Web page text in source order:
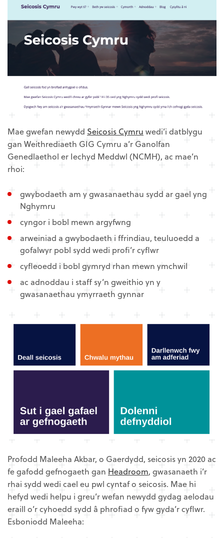
Mae gwefan newydd Seicosis Cymru wedi’i datblygu
gan Weithrediaeth GIG Cymru a’r Ganolfan
Genedlaethol er Iechyd Meddwl (NCMH), ac mae’n
rhoi:
gwybodaeth am y gwasanaethau sydd ar gael yng
Nghymru
cyngor i bobl mewn argyfwng
arweiniad a gwybodaeth i ffrindiau, teuluoedd a
gofalwyr pobl sydd wedi profi’r cyflwr
cyfleoedd i bobl gymryd rhan mewn ymchwil
ac adnoddau i staff sy’n gweithio yn y
gwasanaethau ymyrraeth gynnar
Profodd Maleeha Akbar, o Gaerdydd, seicosis yn 2020 ac
fe gafodd gefnogaeth gan Headroom, gwasanaeth i’r
rhai sydd wedi cael eu pwl cyntaf o seicosis. Mae hi
hefyd wedi helpu i greu’r wefan newydd gydag aelodau
eraill o’r cyhoedd sydd â phrofiad o fyw gyda’r cyflwr.
Esboniodd Maleeha: